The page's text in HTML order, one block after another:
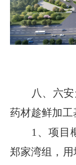
八、 六
药材趁鲜加
1、 项目
郑家湾组，用